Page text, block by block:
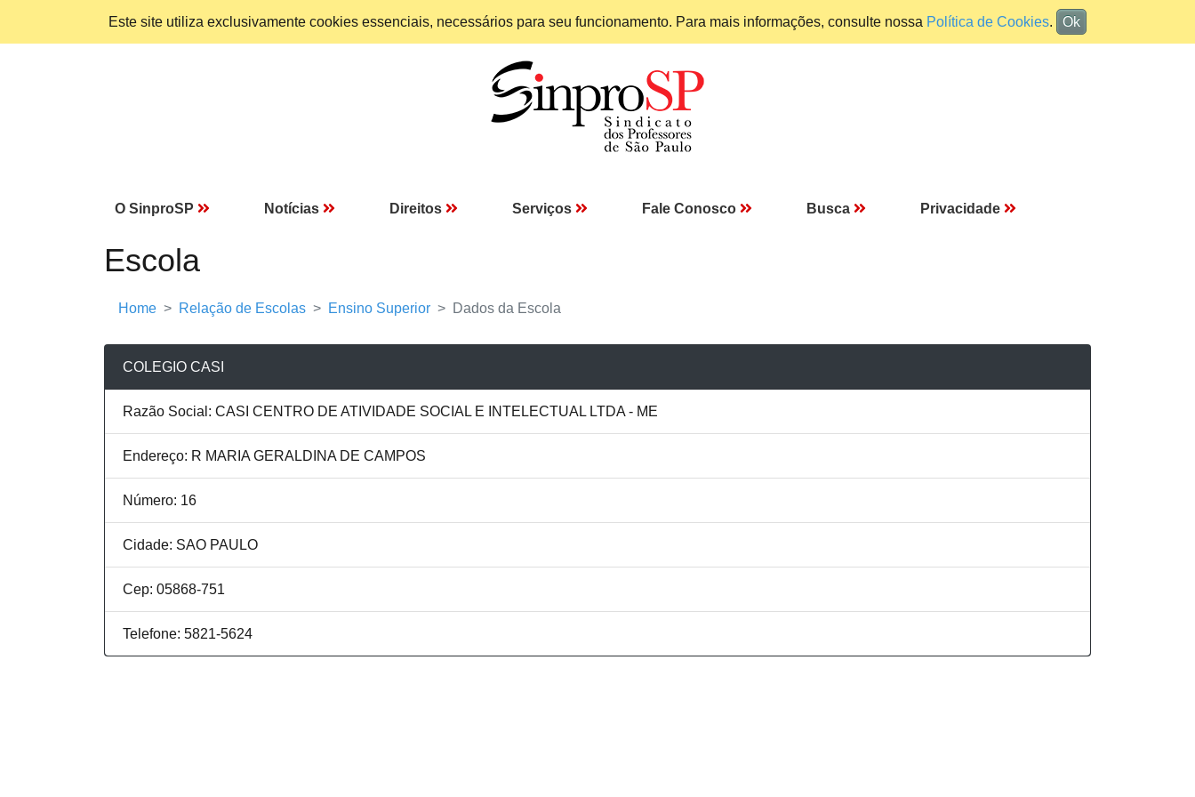
Este site utiliza exclusivamente cookies essenciais, necessários para seu funcionamento. Para mais informações, consulte nossa Política de Cookies. Ok
O SinproSP Notícias Direitos Serviços Fale Conosco Busca Privacidade
Escola
Home Relação de Escolas Ensino Superior Dados da Escola
COLEGIO CASI
Razão Social: CASI CENTRO DE ATIVIDADE SOCIAL E INTELECTUAL LTDA - ME
Endereço: R MARIA GERALDINA DE CAMPOS
Número: 16
Cidade: SAO PAULO
Cep: 05868-751
Telefone: 5821-5624